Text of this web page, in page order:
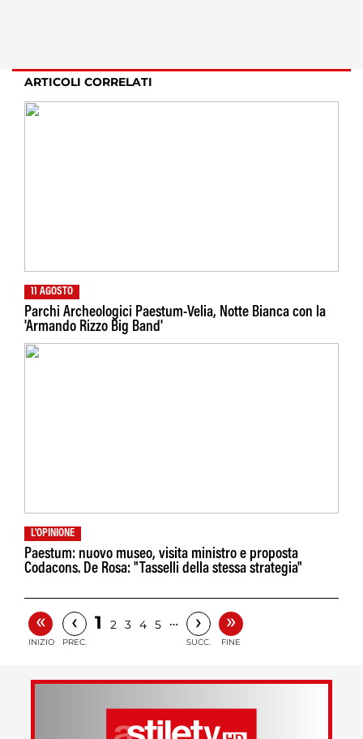
ARTICOLI CORRELATI
11 AGOSTO
Parchi Archeologici Paestum-Velia, Notte Bianca con la
'Armando Rizzo Big Band'
L'OPINIONE
Paestum: nuovo museo, visita ministro e proposta
Codacons. De Rosa: "Tasselli della stessa strategia"
«
INIZIO
‹
PREC.
1 2 3 4 5 … ›
SUCC.
»
FINE